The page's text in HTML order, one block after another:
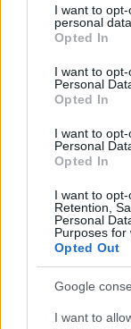
not limited to
grant or deny
use your data for
consent section.
I want to
personal
Opted In
I want to
Personal
Opted In
I want to
Personal
Opted In
I want to
Retention,
Personal
Purposes for
Opted Out
Google
I want to
THEALTER-
Az idén 15
júliusában,
nemzetközi
Alternatív és
Szegedre
a két fesztivál
nevet kapott:
nívósabb lett,
évad
táncszínházi
az eddigieknél
ajánlja magát a